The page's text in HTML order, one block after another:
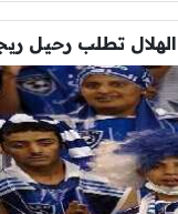
تطلب رحيل